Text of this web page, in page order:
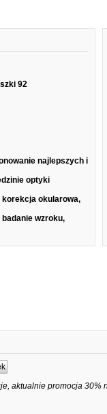
92
najlepszych i
optyki
okularowa,
wzroku,
aktualnie promocja 30%